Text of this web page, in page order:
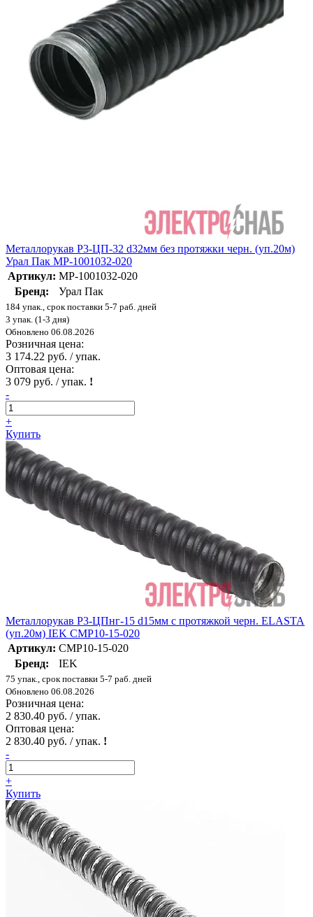
Металлорукав Р3-ЦП-32 d32мм без протяжки черн. (уп.20м)
Урал Пак МР-1001032-020
Артикул: МР-1001032-020
Бренд:
Урал Пак
184 упак., срок поставки 5-7 раб. дней
3 упак. (1-3 дня)
Обновлено 06.08.2026
Розничная цена:
3 174.22 руб. / упак.
Оптовая цена:
3 079 руб. / упак. !
-
+
Купить
Металлорукав Р3-ЦПнг-15 d15мм с протяжкой черн. ELASTA
(уп.20м) IEK CMP10-15-020
Артикул: CMP10-15-020
Бренд:
IEK
75 упак., срок поставки 5-7 раб. дней
Обновлено 06.08.2026
Розничная цена:
2 830.40 руб. / упак.
Оптовая цена:
2 830.40 руб. / упак. !
-
+
Купить